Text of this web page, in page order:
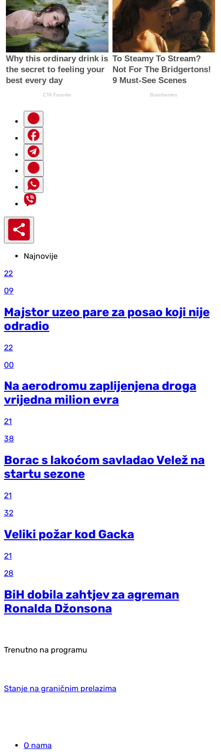
Najnovije
22
09
Majstor uzeo pare za posao koji nije
odradio
22
00
Na aerodromu zaplijenjena droga
vrijedna milion evra
21
38
Borac s lakoćom savladao Velež na
startu sezone
21
32
Veliki požar kod Gacka
21
28
BiH dobila zahtjev za agreman
Ronalda Džonsona
Trenutno na programu
Stanje na graničnim prelazima
O nama